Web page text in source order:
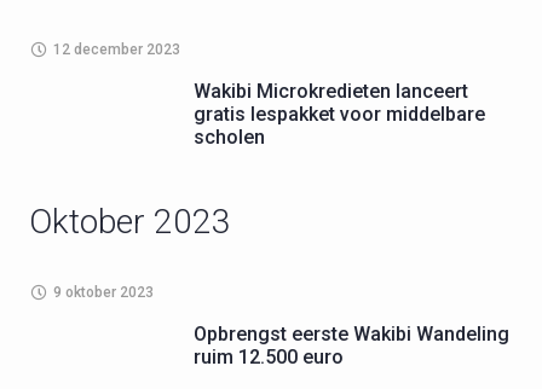
12 december 2023
Wakibi Microkredieten lanceert
gratis lespakket voor middelbare
scholen
Oktober 2023
9 oktober 2023
Opbrengst eerste Wakibi Wandeling
ruim 12.500 euro